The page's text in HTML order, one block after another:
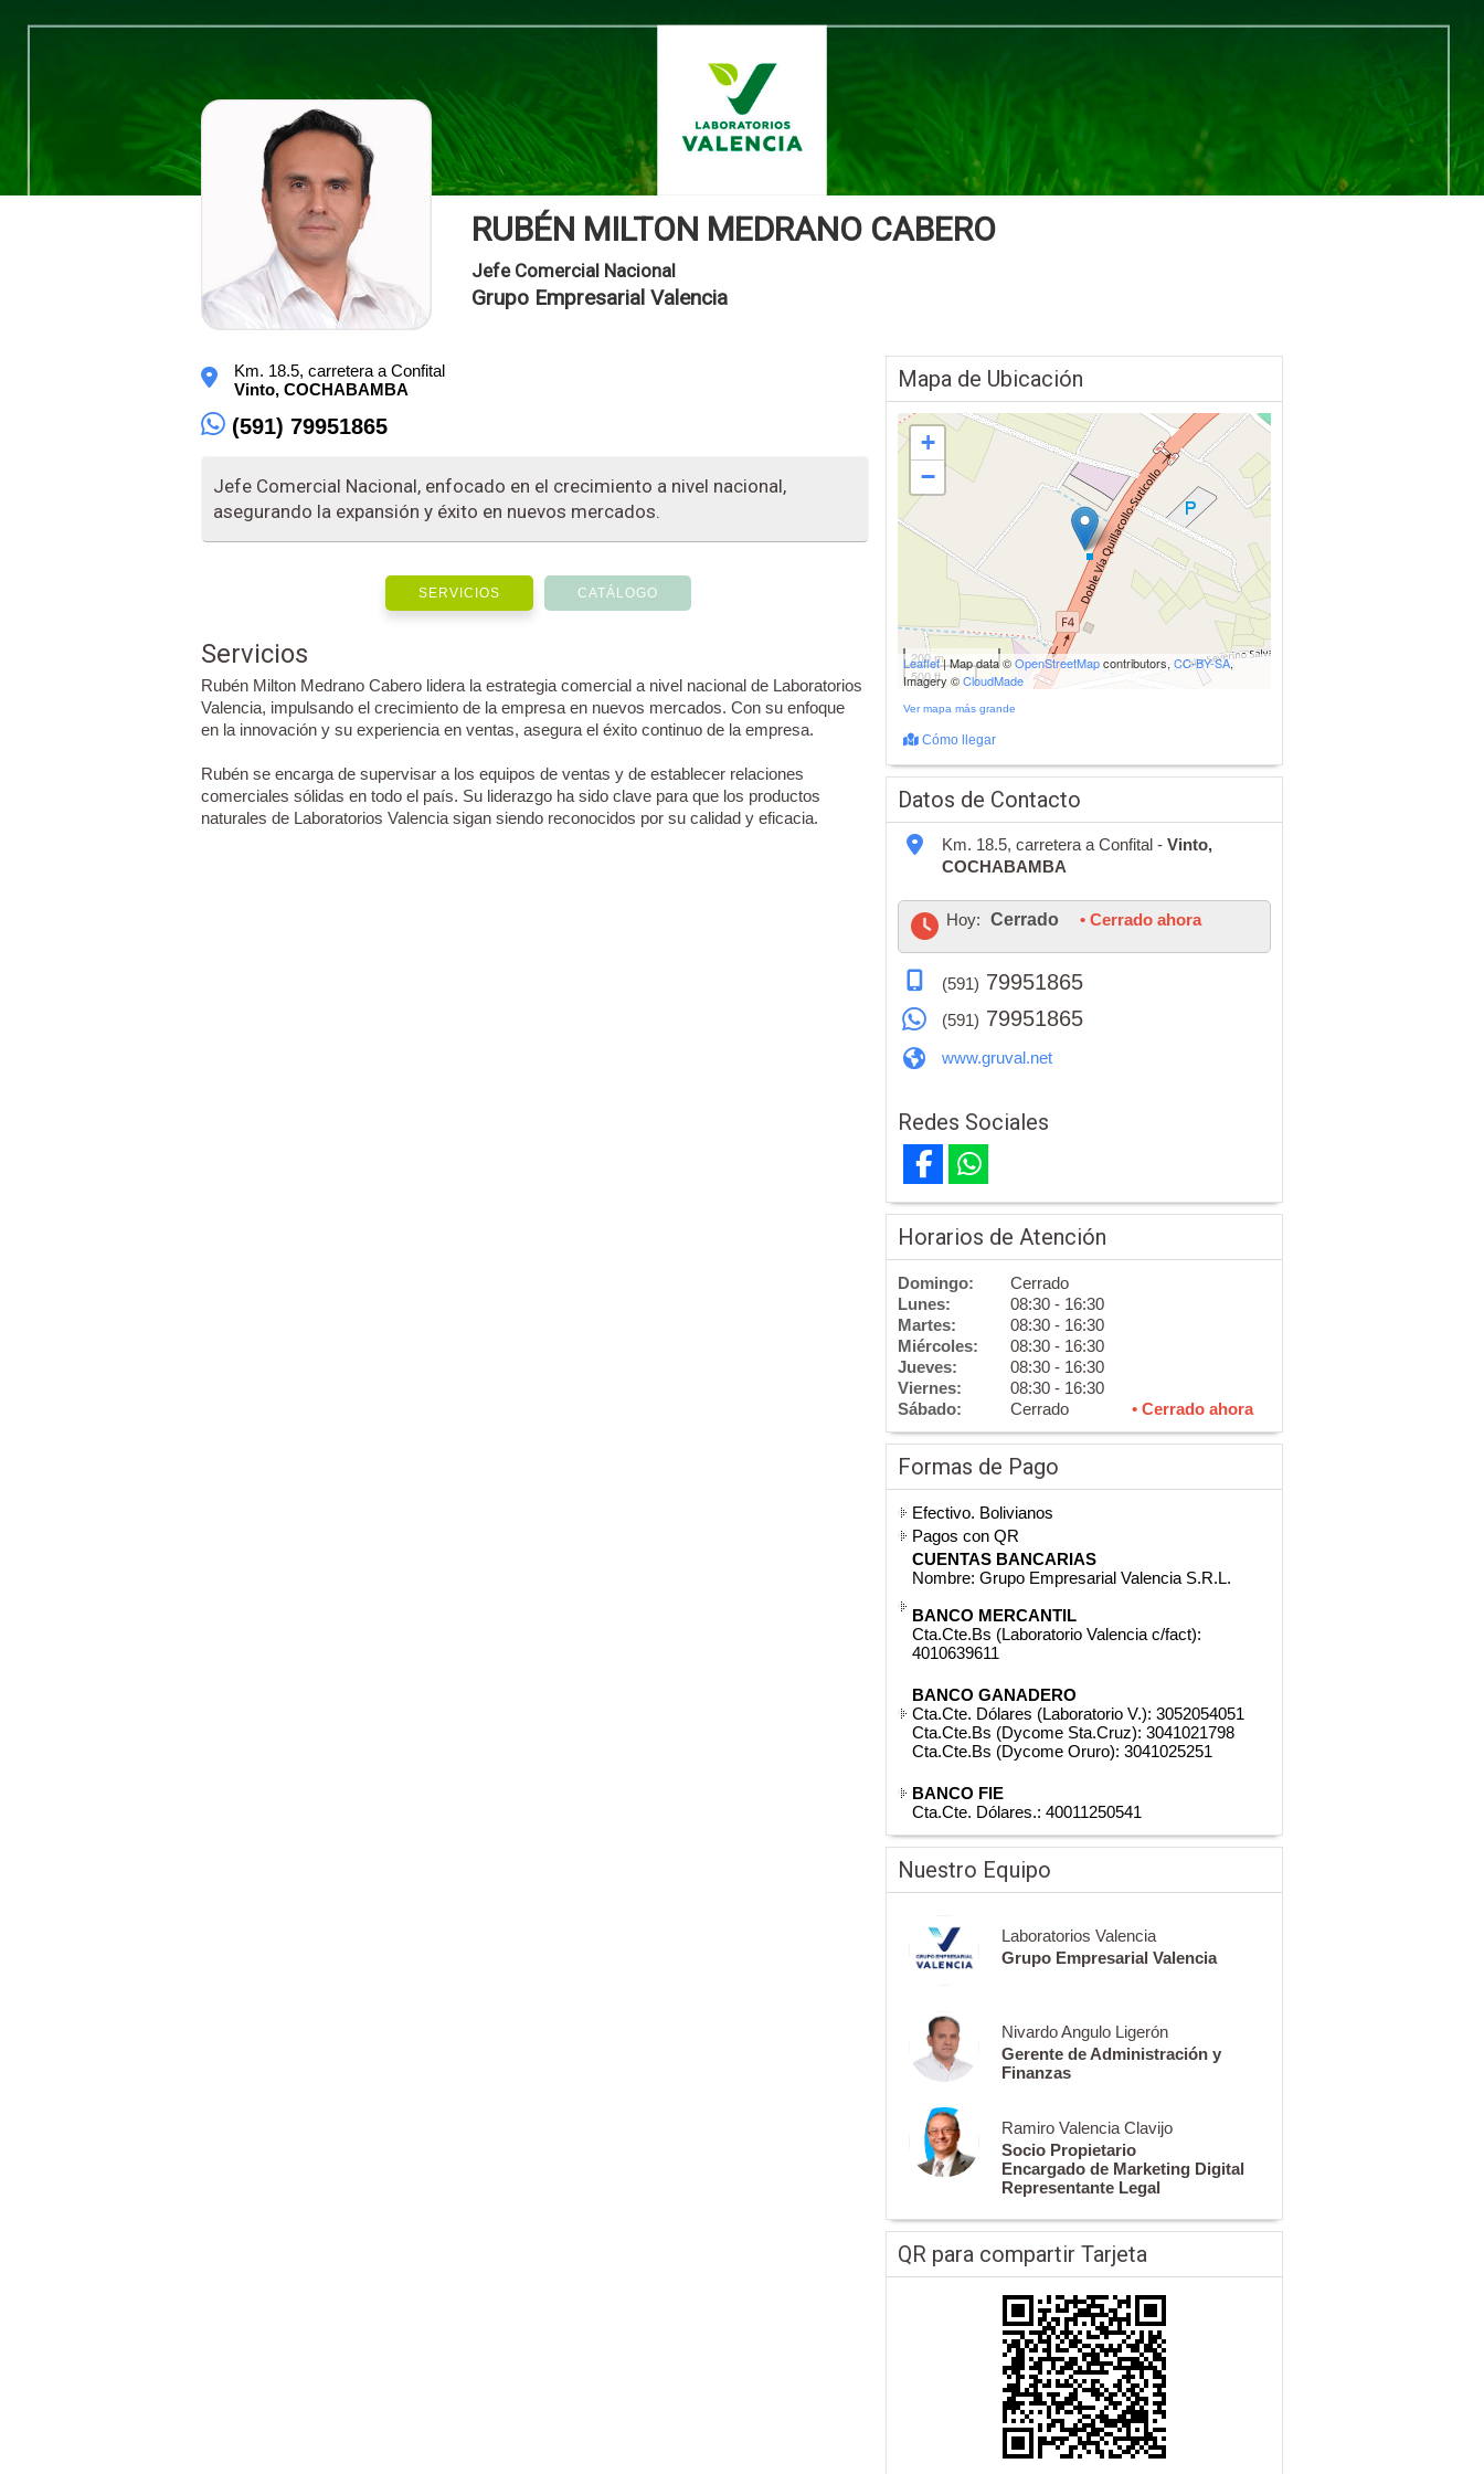
RUBÉN MILTON MEDRANO CABERO
Jefe Comercial Nacional
Grupo Empresarial Valencia
Km. 18.5, carretera a Confital
Vinto, COCHABAMBA
(591) 79951865
Jefe Comercial Nacional, enfocado en el crecimiento a nivel nacional,
asegurando la expansión y éxito en nuevos mercados.
SERVICIOS CATÁLOGO
Servicios
Rubén Milton Medrano Cabero lidera la estrategia comercial a nivel nacional de Laboratorios
Valencia, impulsando el crecimiento de la empresa en nuevos mercados. Con su enfoque
en la innovación y su experiencia en ventas, asegura el éxito continuo de la empresa.
Rubén se encarga de supervisar a los equipos de ventas y de establecer relaciones
comerciales sólidas en todo el país. Su liderazgo ha sido clave para que los productos
naturales de Laboratorios Valencia sigan siendo reconocidos por su calidad y eficacia.
Mapa de Ubicación
+
−
200 m
500 ft
Leaflet| Map data ©OpenStreetMapcontributors,CC-BY-SA,
Imagery ©CloudMade
Ver mapa más grande
Cómo llegar
Datos de Contacto
Km. 18.5, carretera a Confital - Vinto,
COCHABAMBA
Hoy: Cerrado • Cerrado ahora
(591) 79951865
(591) 79951865
www.gruval.net
Redes Sociales
Horarios de Atención
Domingo:
Cerrado
Lunes:
08:30 - 16:30
Martes:
08:30 - 16:30
Miércoles:
08:30 - 16:30
Jueves:
08:30 - 16:30
Viernes:
08:30 - 16:30
Sábado:
Cerrado • Cerrado ahora
Formas de Pago
Efectivo. Bolivianos
Pagos con QR
CUENTAS BANCARIAS
Nombre: Grupo Empresarial Valencia S.R.L.
BANCO MERCANTIL
Cta.Cte.Bs (Laboratorio Valencia c/fact):
4010639611
BANCO GANADERO
Cta.Cte. Dólares (Laboratorio V.): 3052054051
Cta.Cte.Bs (Dycome Sta.Cruz): 3041021798
Cta.Cte.Bs (Dycome Oruro): 3041025251
BANCO FIE
Cta.Cte. Dólares.: 40011250541
Nuestro Equipo
Laboratorios Valencia
Grupo Empresarial Valencia
Nivardo Angulo Ligerón
Gerente de Administración y
Finanzas
Ramiro Valencia Clavijo
Socio Propietario
Encargado de Marketing Digital
Representante Legal
QR para compartir Tarjeta